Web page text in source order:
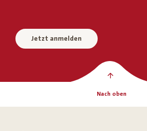
Jetzt anmelden
Nach oben